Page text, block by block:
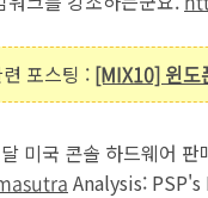
포스팅 : [MIX10] 윈도
미국 콘솔 하드웨어
Analysis: